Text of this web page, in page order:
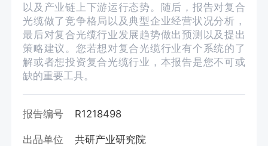
以及产业链上下游运行态势。随后，报告对复合
光缆做了竞争格局以及典型企业经营状况分析，
最后对复合光缆行业发展趋势做出预测以及提出
策略建议。您若想对复合光缆行业有个系统的了
解或者想投资复合光缆行业，本报告是您不可或
缺的重要工具。
报告编号 R1218498
出品单位 共研产业研究院